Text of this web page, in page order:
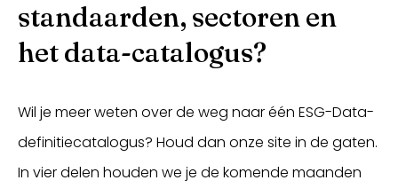
standaarden, sectoren en
het data-catalogus?
Wil je meer weten over de weg naar één ESG-Data-
definitiecatalogus? Houd dan onze site in de gaten.
In vier delen houden we je de komende maanden